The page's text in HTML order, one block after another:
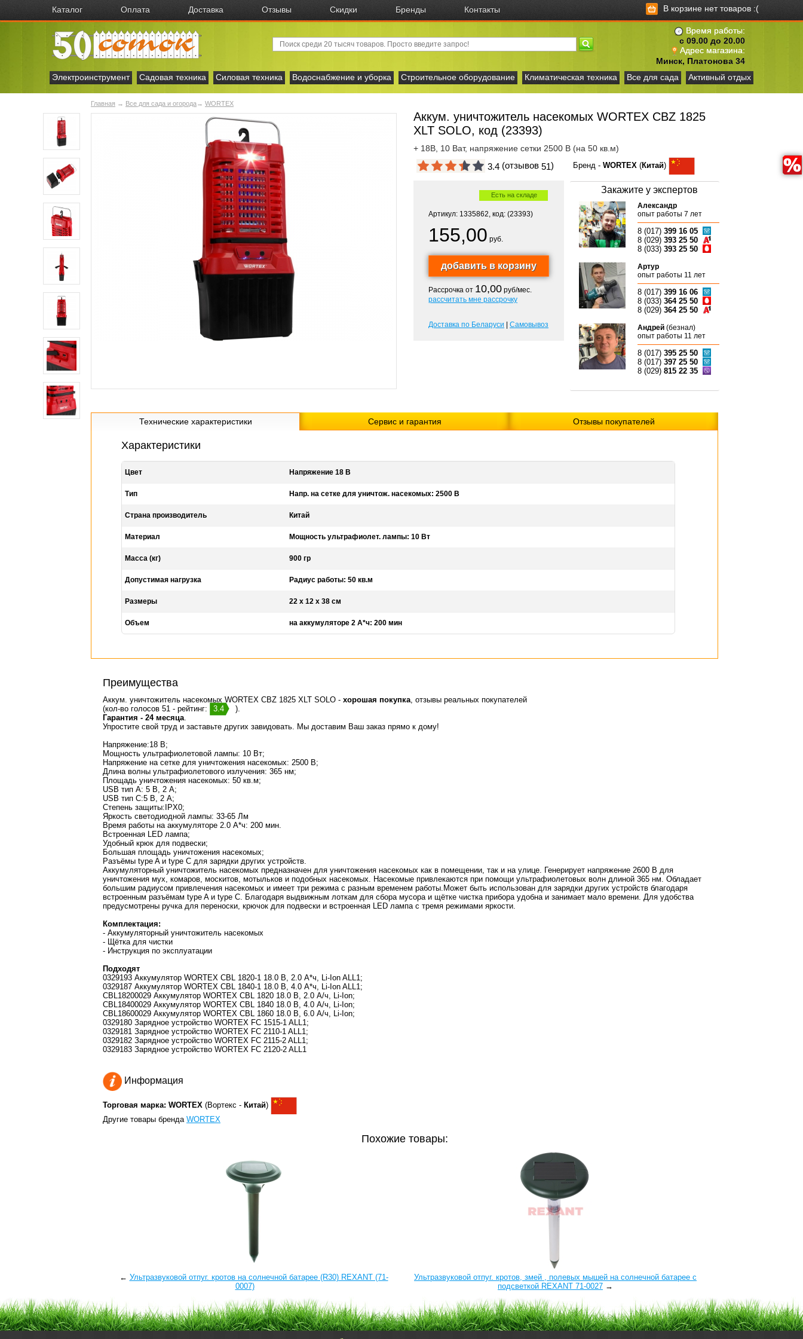
Каталог Оплата Доставка Отзывы Скидки Бренды Контакты В корзине нет товаров :(
Время работы:
с 09.00 до 20.00
Адрес магазина:
Минск, Платонова 34
Электроинструмент
Садовая техника Силовая техника Водоснабжение и уборка Строительное оборудование Климатическая техника Все для сада Активный отдых
Главная → Все для сада и огорода→ WORTEX
Аккум. уничтожитель насекомых WORTEX CBZ 1825
XLT SOLO, код (23393)
+ 18В, 10 Ват, напряжение сетки 2500 В (на 50 кв.м)
3.4 (отзывов 51)
Есть на складе
Артикул: 1335862, код: (23393)
155,00 руб.
Рассрочка от 10,00 руб/мес.
рассчитать мне рассрочку
Доставка по Беларуси Самовывоз
Бренд - WORTEX (Китай)
Закажите у экспертов
Александр
опыт работы 7 лет
8 (017) 399 16 05
8 (029) 393 25 50
8 (033) 393 25 50
Артур
опыт работы 11 лет
8 (017) 399 16 06
8 (033) 364 25 50
8 (029) 364 25 50
Андрей (безнал)
опыт работы 11 лет
8 (017) 395 25 50
8 (017) 397 25 50
8 (029) 815 22 35
Технические характеристики Сервис и гарантия Отзывы покупателей
Характеристики
Цвет Напряжение 18 В
Тип Напр. на сетке для уничтож. насекомых: 2500 В
Страна производитель Китай
Материал Мощность ультрафиолет. лампы: 10 Вт
Масса (кг) 900 гр
Допустимая нагрузка Радиус работы: 50 кв.м
Размеры 22 x 12 x 38 см
Объем на аккумуляторе 2 А*ч: 200 мин
Преимущества
Аккум. уничтожитель насекомых WORTEX CBZ 1825 XLT SOLO - хорошая покупка, отзывы реальных покупателей
(кол-во голосов 51 - рейтинг:
3.4
).
Гарантия - 24 месяца.
Упростите свой труд и заставьте других завидовать. Мы доставим Ваш заказ прямо к дому!
Напряжение:18 В;
Мощность ультрафиолетовой лампы: 10 Вт;
Напряжение на сетке для уничтожения насекомых: 2500 В;
Длина волны ультрафиолетового излучения: 365 нм;
Площадь уничтожения насекомых: 50 кв.м;
USB тип A: 5 В, 2 А;
USB тип C:5 В, 2 А;
Степень защиты:IPX0;
Яркость светодиодной лампы: 33-65 Лм
Время работы на аккумуляторе 2.0 А*ч: 200 мин.
Встроенная LED лампа;
Удобный крюк для подвески;
Большая площадь уничтожения насекомых;
Разъёмы type A и type C для зарядки других устройств.
Аккумуляторный уничтожитель насекомых предназначен для уничтожения насекомых как в помещении, так и на улице. Генерирует напряжение 2600 В для
уничтожения мух, комаров, москитов, мотыльков и подобных насекомых. Насекомые привлекаются при помощи ультрафиолетовых волн длиной 365 нм. Обладает
большим радиусом привлечения насекомых и имеет три режима с разным временем работы.Может быть использован для зарядки других устройств благодаря
встроенным разъёмам type A и type C. Благодаря выдвижным лоткам для сбора мусора и щётке чистка прибора удобна и занимает мало времени. Для удобства
предусмотрены ручка для переноски, крючок для подвески и встроенная LED лампа с тремя режимами яркости.
Комплектация:
- Аккумуляторный уничтожитель насекомых
- Щётка для чистки
- Инструкция по эксплуатации
Подходят
0329193 Аккумулятор WORTEX CBL 1820-1 18.0 В, 2.0 А*ч, Li-Ion ALL1;
0329187 Аккумулятор WORTEX CBL 1840-1 18.0 В, 4.0 А*ч, Li-Ion ALL1;
CBL18200029 Аккумулятор WORTEX CBL 1820 18.0 В, 2.0 А/ч, Li-Ion;
CBL18400029 Аккумулятор WORTEX CBL 1840 18.0 В, 4.0 А/ч, Li-Ion;
CBL18600029 Аккумулятор WORTEX CBL 1860 18.0 В, 6.0 А/ч, Li-Ion;
0329180 Зарядное устройство WORTEX FC 1515-1 ALL1;
0329181 Зарядное устройство WORTEX FC 2110-1 ALL1;
0329182 Зарядное устройство WORTEX FC 2115-2 ALL1;
0329183 Зарядное устройство WORTEX FC 2120-2 ALL1
Информация
Торговая марка: WORTEX (Вортекс - Китай)
Другие товары бренда WORTEX
Похожие товары:
← Ультразвуковой отпуг. кротов на солнечной батарее (R30) REXANT (71-
0007)
Ультразвуковой отпуг. кротов, змей , полевых мышей на солнечной батарее с
подсветкой REXANT 71-0027 →